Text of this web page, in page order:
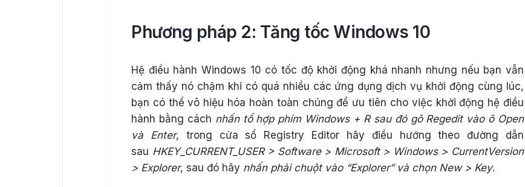
Phương pháp 2: Tăng tốc Windows 10
Hệ điều hành Windows 10 có tốc độ khởi động khá nhanh nhưng nếu bạn vẫn
cảm thấy nó chậm khi có quá nhiều các ứng dụng dịch vụ khởi động cùng lúc,
bạn có thể vô hiệu hóa hoàn toàn chúng để ưu tiên cho việc khởi động hệ điều
hành bằng cách nhấn tổ hợp phím Windows + R sau đó gõ Regedit vào ô Open
và Enter, trong cửa sổ Registry Editor hãy điều hướng theo đường dẫn
sau HKEY_CURRENT_USER > Software > Microsoft > Windows > CurrentVersion
> Explorer, sau đó hãy nhấn phải chuột vào “Explorer” và chọn New > Key.